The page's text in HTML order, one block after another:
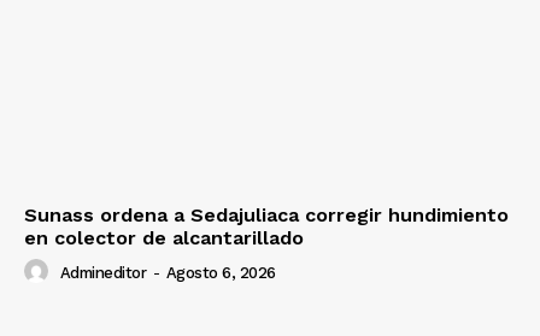
Sunass ordena a Sedajuliaca corregir hundimiento
en colector de alcantarillado
Admineditor - Agosto 6, 2026